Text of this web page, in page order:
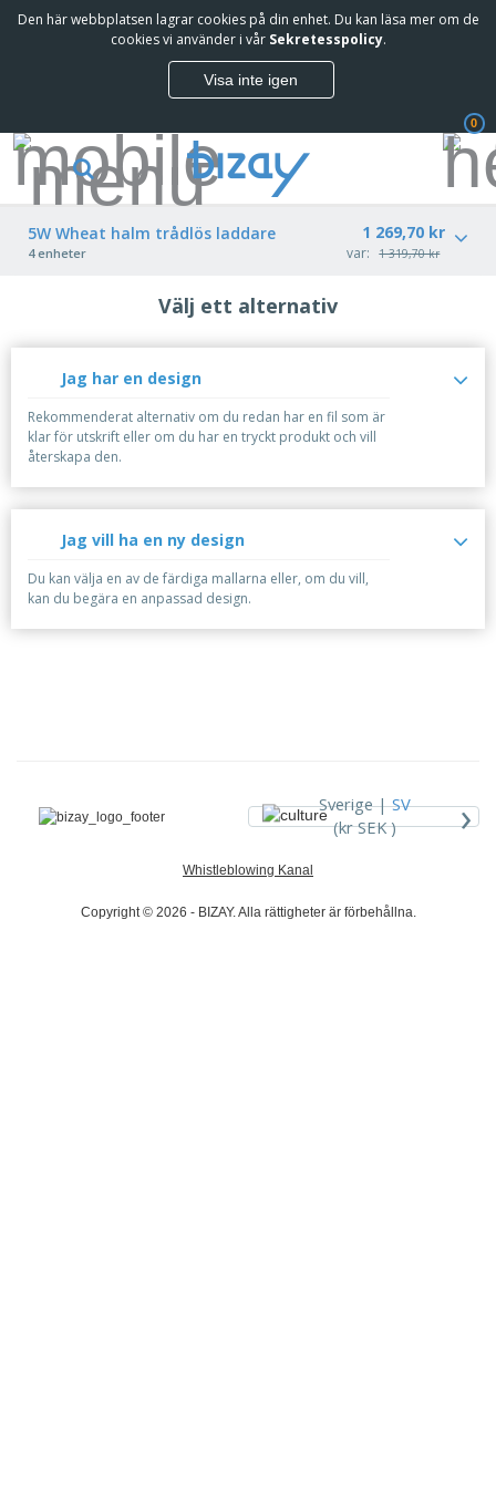
Den här webbplatsen lagrar cookies på din enhet. Du kan läsa mer om de
cookies vi använder i vår Sekretesspolicy.
Visa inte igen
0
5W Wheat halm trådlös laddare
4 enheter
1 269,70 kr
var: 1 319,70 kr
Välj ett alternativ
Jag har en design
Rekommenderat alternativ om du redan har en fil som är
klar för utskrift eller om du har en tryckt produkt och vill
återskapa den.
Jag vill ha en ny design
Du kan välja en av de färdiga mallarna eller, om du vill,
kan du begära en anpassad design.
Sverige |SV
(kr SEK )
›
Whistleblowing Kanal
Copyright © 2026 - BIZAY. Alla rättigheter är förbehållna.